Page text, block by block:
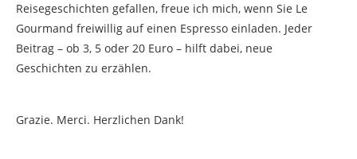
Reisegeschichten gefallen, freue ich mich, wenn Sie Le
Gourmand freiwillig auf einen Espresso einladen. Jeder
Beitrag – ob 3, 5 oder 20 Euro – hilft dabei, neue
Geschichten zu erzählen.
Grazie. Merci. Herzlichen Dank!